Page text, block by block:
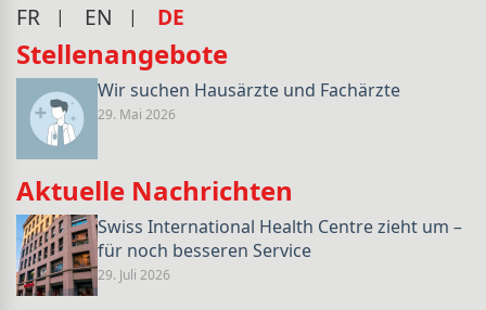
FR EN DE
Stellenangebote
Wir suchen Hausärzte und Fachärzte
29. Mai 2026
Aktuelle Nachrichten
Swiss International Health Centre zieht um –
für noch besseren Service
29. Juli 2026